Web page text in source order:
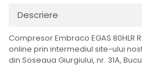
Descriere
Compresor Embraco EGAS 80HLR
online prin intermediul site-ului
din Soseaua Giurgiului, nr. 31A,